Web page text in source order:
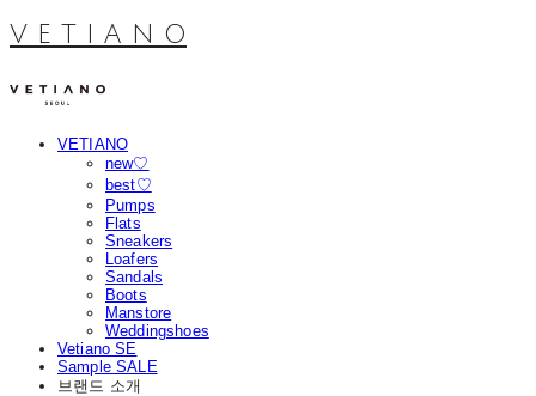
V E T I A N O
VETIANO
new♡
best♡
Pumps
Flats
Sneakers
Loafers
Sandals
Boots
Manstore
Weddingshoes
Vetiano SE
Sample SALE
브랜드 소개